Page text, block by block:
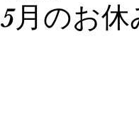
5月のお休